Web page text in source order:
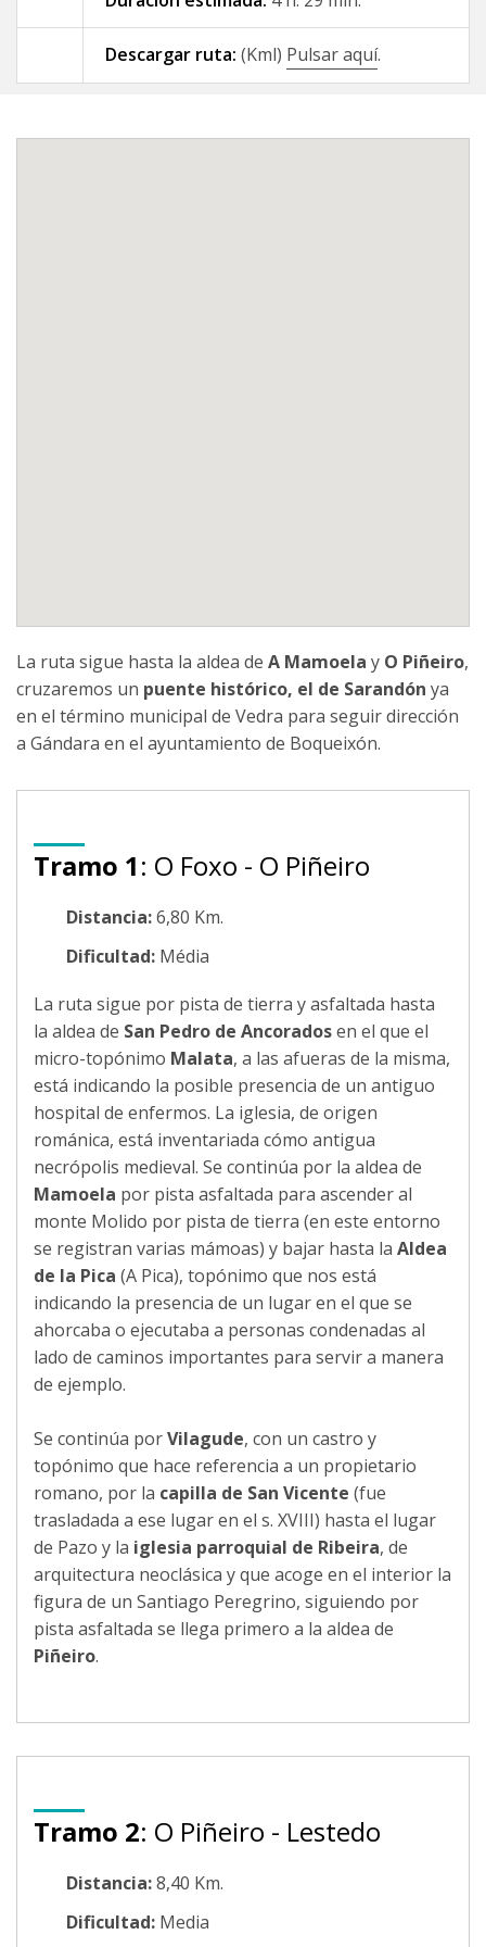
Compostela
Descargar ruta: (Kml) Pulsar aquí.
La ruta sigue hasta la aldea de A Mamoela y O Piñeiro,
cruzaremos un puente histórico, el de Sarandón ya
en el término municipal de Vedra para seguir dirección
a Gándara en el ayuntamiento de Boqueixón.
Tramo 1: O Foxo - O Piñeiro
Distancia:6,80 Km.
Dificultad: Média
La ruta sigue por pista de tierra y asfaltada hasta
la aldea de San Pedro de Ancoradosen el que el
micro-topónimo Malata, a las afueras de la misma,
está indicando la posible presencia de un antiguo
hospital de enfermos. La iglesia, de origen
románica, está inventariada cómo antigua
necrópolis medieval. Se continúa por la aldea de
Mamoela por pista asfaltada para ascender al
monte Molido por pista de tierra (en este entorno
se registran varias mámoas) y bajar hasta la Aldea
de la Pica (A Pica), topónimo que nos está
indicando la presencia de un lugar en el que se
ahorcaba o ejecutaba a personas condenadas al
lado de caminos importantes para servir a manera
de ejemplo.
Se continúa porVilagude, con un castro y
topónimo que hace referencia a un propietario
romano, por la capilla de San Vicente (fue
trasladada a ese lugar en el s. XVIII) hasta el lugar
de Pazo y la iglesia parroquial de Ribeira, de
arquitectura neoclásica y que acoge en el interior la
figura de un Santiago Peregrino, siguiendo por
pista asfaltada se llega primero a la aldea de
Piñeiro.
Tramo 2: O Piñeiro - Lestedo
Distancia:8,40 Km.
Dificultad: Media